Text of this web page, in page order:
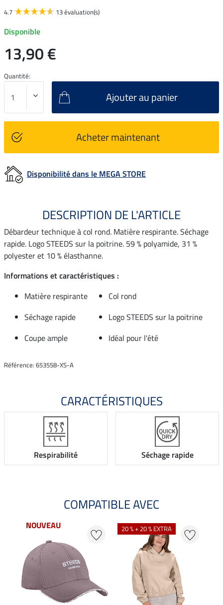
4.7 13 évaluation(s)
Disponible
13,90 €
Quantité:
Ajouter au panier
Acheter maintenant
Disponibilité dans le MEGA STORE
DESCRIPTION DE L'ARTICLE
Débardeur technique à col rond. Matière respirante. Séchage
rapide. Logo STEEDS sur la poitrine. 59 % polyamide, 31 %
polyester et 10 % élasthanne.
Informations et caractéristiques :
Matière respirante
Col rond
Séchage rapide
Logo STEEDS sur la poitrine
Coupe ample
Idéal pour l'été
Référence: 653558-XS-A
CARACTÉRISTIQUES
Respirabilité Séchage rapide
COMPATIBLE AVEC
NOUVEAU 20 % + 20 % EXTRA